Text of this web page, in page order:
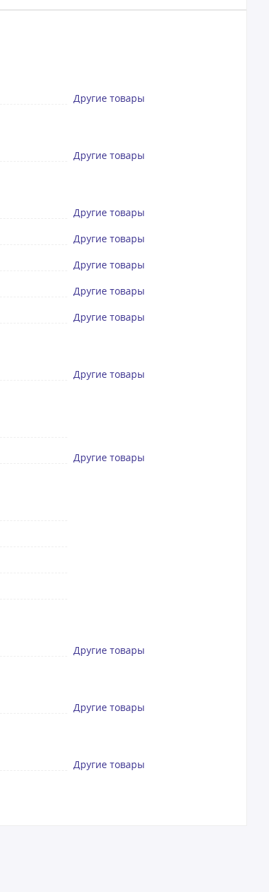
Другие товары
Другие товары
Другие товары
Другие товары
Другие товары
Другие товары
Другие товары
Другие товары
Другие товары
Другие товары
Другие товары
Другие товары